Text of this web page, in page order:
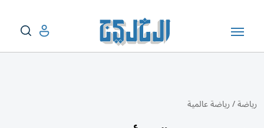
رياضة/رياضة عالمية